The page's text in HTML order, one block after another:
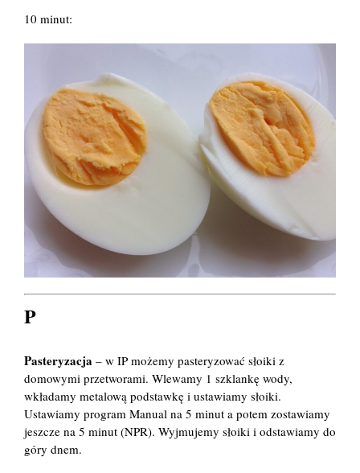
10 minut:
P
Pasteryzacja – w IP możemy pasteryzować słoiki z
domowymi przetworami. Wlewamy 1 szklankę wody,
wkładamy metalową podstawkę i ustawiamy słoiki.
Ustawiamy program Manual na 5 minut a potem zostawiamy
jeszcze na 5 minut (NPR). Wyjmujemy słoiki i odstawiamy do
góry dnem.